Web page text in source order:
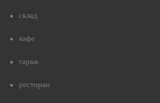
склад
кафе
гараж
ресторан